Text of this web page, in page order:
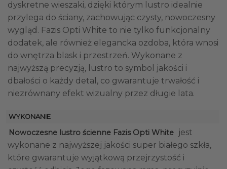
dyskretne wieszaki, dzięki którym lustro idealnie
przylega do ściany, zachowując czysty, nowoczesny
wygląd. Fazis Opti White to nie tylko funkcjonalny
dodatek, ale również elegancka ozdoba, która wnosi
do wnętrza blask i przestrzeń. Wykonane z
najwyższą precyzją, lustro to symbol jakości i
dbałości o każdy detal, co gwarantuje trwałość i
niezrównany efekt wizualny przez długie lata.
WYKONANIE
Nowoczesne lustro ścienne Fazis Opti White
jest
wykonane z najwyższej jakości super białego szkła,
które gwarantuje wyjątkową przejrzystość i